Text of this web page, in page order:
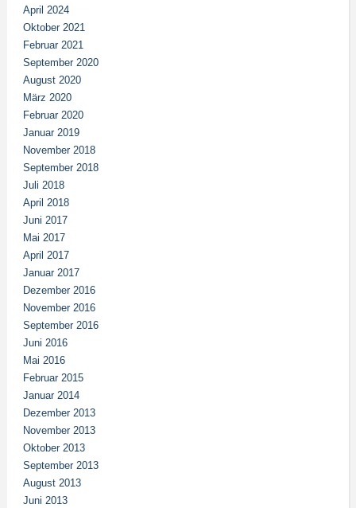
April 2024
Oktober 2021
Februar 2021
September 2020
August 2020
März 2020
Februar 2020
Januar 2019
November 2018
September 2018
Juli 2018
April 2018
Juni 2017
Mai 2017
April 2017
Januar 2017
Dezember 2016
November 2016
September 2016
Juni 2016
Mai 2016
Februar 2015
Januar 2014
Dezember 2013
November 2013
Oktober 2013
September 2013
August 2013
Juni 2013